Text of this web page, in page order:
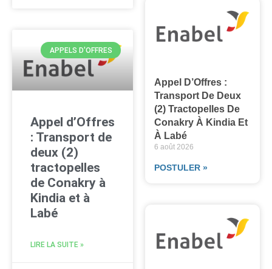
APPELS D'OFFRES
Appel d’Offres
: Transport de
deux (2)
tractopelles
de Conakry à
Kindia et à
Labé
LIRE LA SUITE »
Appel D’Offres :
Transport De Deux
(2) Tractopelles De
Conakry À Kindia Et
À Labé
6 août 2026
POSTULER »